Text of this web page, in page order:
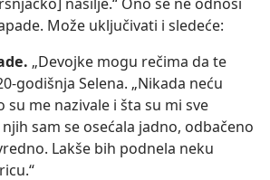
Može uključivati i sledeće:
„Devojke mogu rečima da te
godišnja Selena. „Nikada neću
su me nazivale i šta su mi sve
sam se osećala jadno, odbačeno
Lakše bih podnela neku